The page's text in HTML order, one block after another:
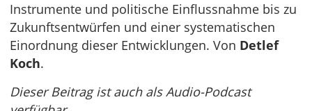
Instrumente und politische Einflussnahme bis zu
Zukunftsentwürfen und einer systematischen
Einordnung dieser Entwicklungen. Von Detlef
Koch.
Dieser Beitrag ist auch als Audio-Podcast